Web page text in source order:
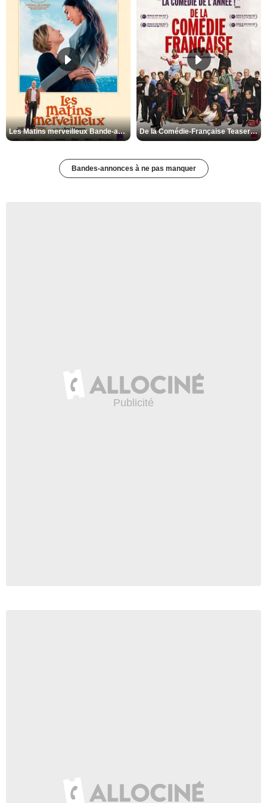
Les Matins merveilleux Bande-annonce VF De la Comédie-Française Teaser VF
Bandes-annonces à ne pas manquer